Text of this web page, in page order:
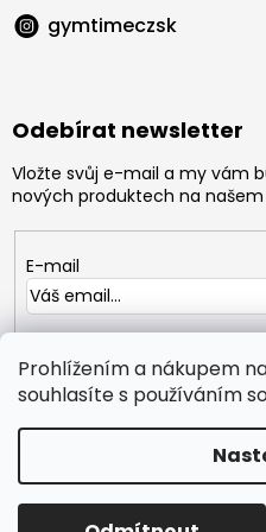
Prohlížením a nákupem
souhlasíte s používáním
gymtimeczsk
Odebírat newsletter
Vložte svůj e-mail a my vám
nových produktech na
E-mail
osobních údajů
Copyright 2026GYMTIME